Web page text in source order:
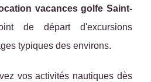
vacances golfe Saint-
de départ d'excursions
typiques des environs.
vos activités nautiques dès